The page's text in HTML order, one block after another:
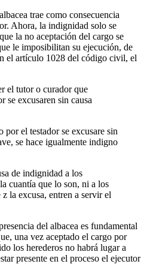
trae como consecuencia
Ahora, la indignidad solo se
la no aceptación del cargo se
le imposibilitan su ejecución, de
el artículo 1028 del código civil, el
el tutor o curador que
se excusaren sin causa
por el testador se excusare sin
se hace igualmente indigno
de indignidad a los
cuantía que lo son, ni a los
la excusa, entren a servir el
del albacea es fundamental
una vez aceptado el cargo por
los herederos no habrá lugar a
presente en el proceso el ejecutor